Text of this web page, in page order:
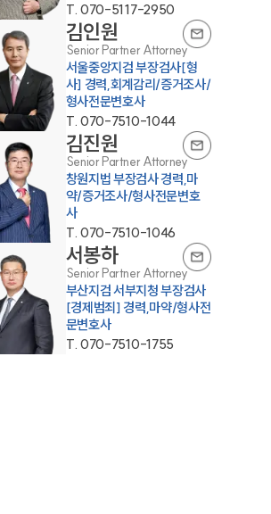
그룹소개
그룹소개
T. 070-5117-2950
김인원
Senior Partner Attorney
서울중앙지검 부장검사[형
사] 경력,회계감리/증거조사/
형사전문변호사
T. 070-7510-1044
김진원
Senior Partner Attorney
창원지법 부장검사 경력,마
약/증거조사/형사전문변호
사
T. 070-7510-1046
서봉하
Senior Partner Attorney
부산지검 서부지청 부장검사
[경제범죄] 경력,마약/형사전
문변호사
T. 070-7510-1755